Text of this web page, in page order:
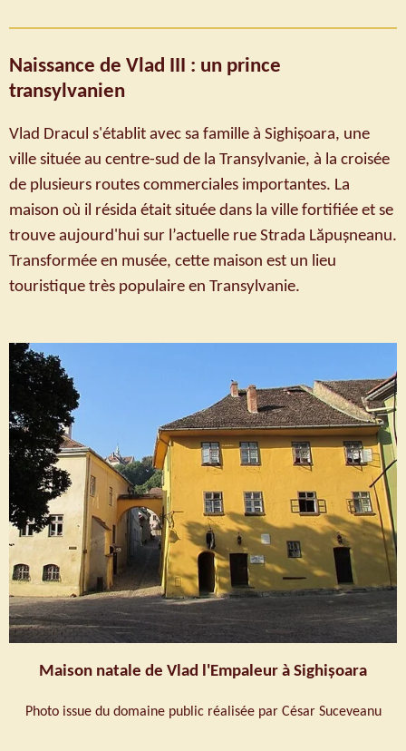
Naissance de Vlad III : un prince
transylvanien
Vlad Dracul s'établit avec sa famille à Sighișoara, une
ville située au centre-sud de la Transylvanie, à la croisée
de plusieurs routes commerciales importantes. La
maison où il résida était située dans la ville fortifiée et se
trouve aujourd'hui sur l’actuelle rue Strada Lăpușneanu.
Transformée en musée, cette maison est un lieu
touristique très populaire en Transylvanie.
Maison natale de Vlad l'Empaleur à Sighișoara
Photo issue du domaine public réalisée par César Suceveanu